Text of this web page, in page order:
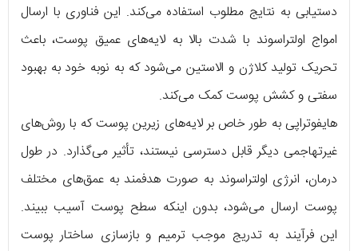
دستیابی به نتایج مطلوب استفاده می‌کند. این فناوری با ارسال
امواج اولتراسوند با شدت بالا به لایه‌های عمیق پوست، باعث
تحریک تولید کلاژن و الاستین می‌شود که به نوبه خود به بهبود
سفتی و کشش پوست کمک می‌کند.
هایفوتراپی به طور خاص بر لایه‌های زیرین پوست که با روش‌های
غیرتهاجمی دیگر قابل دسترسی نیستند، تأثیر می‌گذارد. در طول
درمان، انرژی اولتراسوند به صورت هدفمند به عمق‌های مختلف
پوست ارسال می‌شود، بدون اینکه سطح پوست آسیب ببیند.
این فرآیند به تدریج موجب ترمیم و بازسازی ساختار پوست